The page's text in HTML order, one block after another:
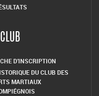
D’INSCRIPTION
DU CLUB DES
MARTIAUX